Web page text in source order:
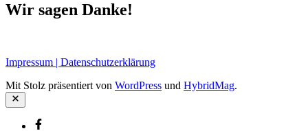
Wir sagen Danke!
Impressum | Datenschutzerklärung
Mit Stolz präsentiert von WordPress und HybridMag.
Schließen
Facebook